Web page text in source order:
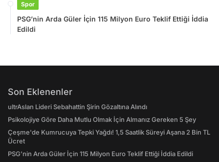
Spor
PSG’nin Arda Güler İçin 115 Milyon Euro Teklif Ettiği İddia
Edildi
Son Eklenenler
ultrAslan Lideri Sebahattin Şirin Gözaltına Alındı
Psikolojiye Göre Daha Mutlu Olmak İçin Almanız Gereken 5 Şey
Çeşme'de Kumrucuya Tepki Yağdı! 1,5 Saatlik Süreyi Aşana 2 Bin TL
Ücret
PSG’nin Arda Güler İçin 115 Milyon Euro Teklif Ettiği İddia Edildi